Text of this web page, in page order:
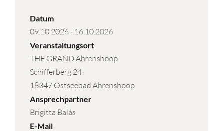
Datum
09.10.2026- 16.10.2026
Veranstaltungsort
THE GRAND Ahrenshoop
Schifferberg 24
18347 Ostseebad Ahrenshoop
Ansprechpartner
Brigitta Balás
E-Mail